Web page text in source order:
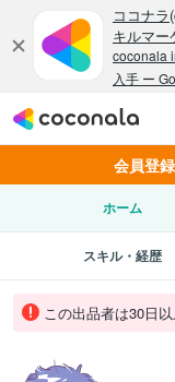
会員登
ホーム
スキル・経歴
この出品者は30日